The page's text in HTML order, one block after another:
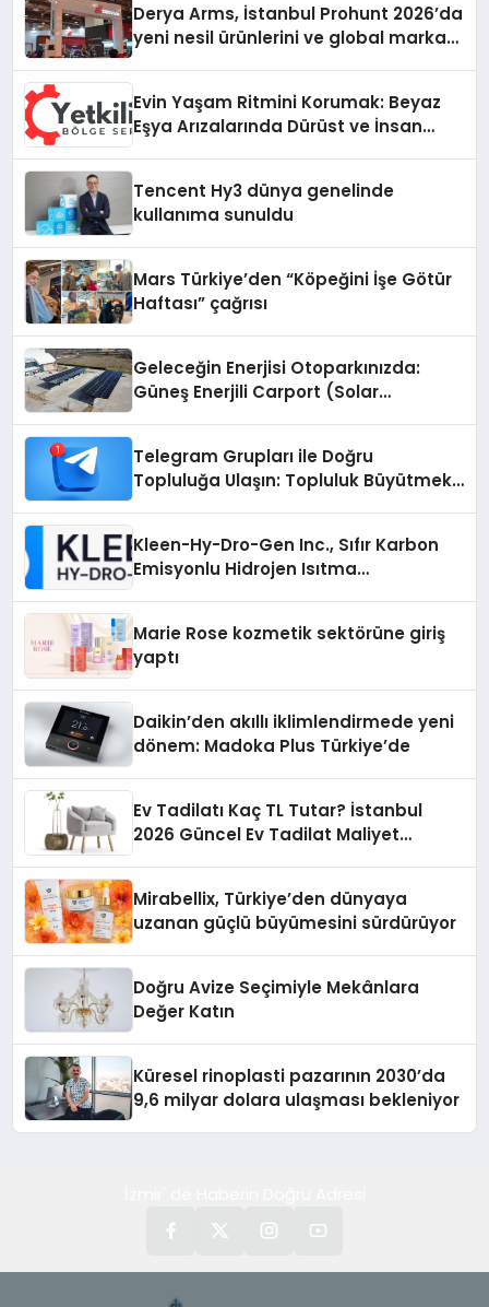
Derya Arms, İstanbul Prohunt 2026’da
yeni nesil ürünlerini ve global marka
Evin Yaşam Ritmini Korumak: Beyaz
Eşya Arızalarında Dürüst ve İnsan
Tencent Hy3 dünya genelinde
kullanıma sunuldu
Mars Türkiye’den “Köpeğini İşe Götür
Haftası” çağrısı
Geleceğin Enerjisi Otoparkınızda:
Güneş Enerjili Carport (Solar
Telegram Grupları ile Doğru
Topluluğa Ulaşın: Topluluk Büyütmek
Kleen-Hy-Dro-Gen Inc., Sıfır Karbon
Emisyonlu Hidrojen Isıtma
Marie Rose kozmetik sektörüne giriş
yaptı
Daikin’den akıllı iklimlendirmede yeni
dönem: Madoka Plus Türkiye’de
Ev Tadilatı Kaç TL Tutar? İstanbul
2026 Güncel Ev Tadilat Maliyet
Mirabellix, Türkiye’den dünyaya
uzanan güçlü büyümesini sürdürüyor
Doğru Avize Seçimiyle Mekânlara
Değer Katın
Küresel rinoplasti pazarının 2030’da
9,6 milyar dolara ulaşması bekleniyor